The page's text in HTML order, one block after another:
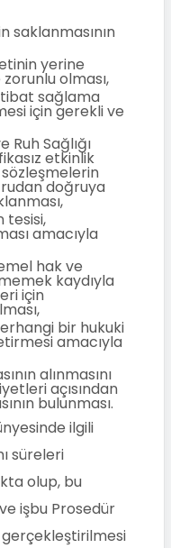
saklanmasının
yerine
olması,
sağlama
için gerekli ve
Ruh Sağlığı
etkinlik
doğruya
tesisi,
amacıyla
hak ve
kaydıyla
için
bir hukuki
amacıyla
alınmasını
açısından
bulunması.
ilgili
süreleri
olup, bu
işbu Prosedür